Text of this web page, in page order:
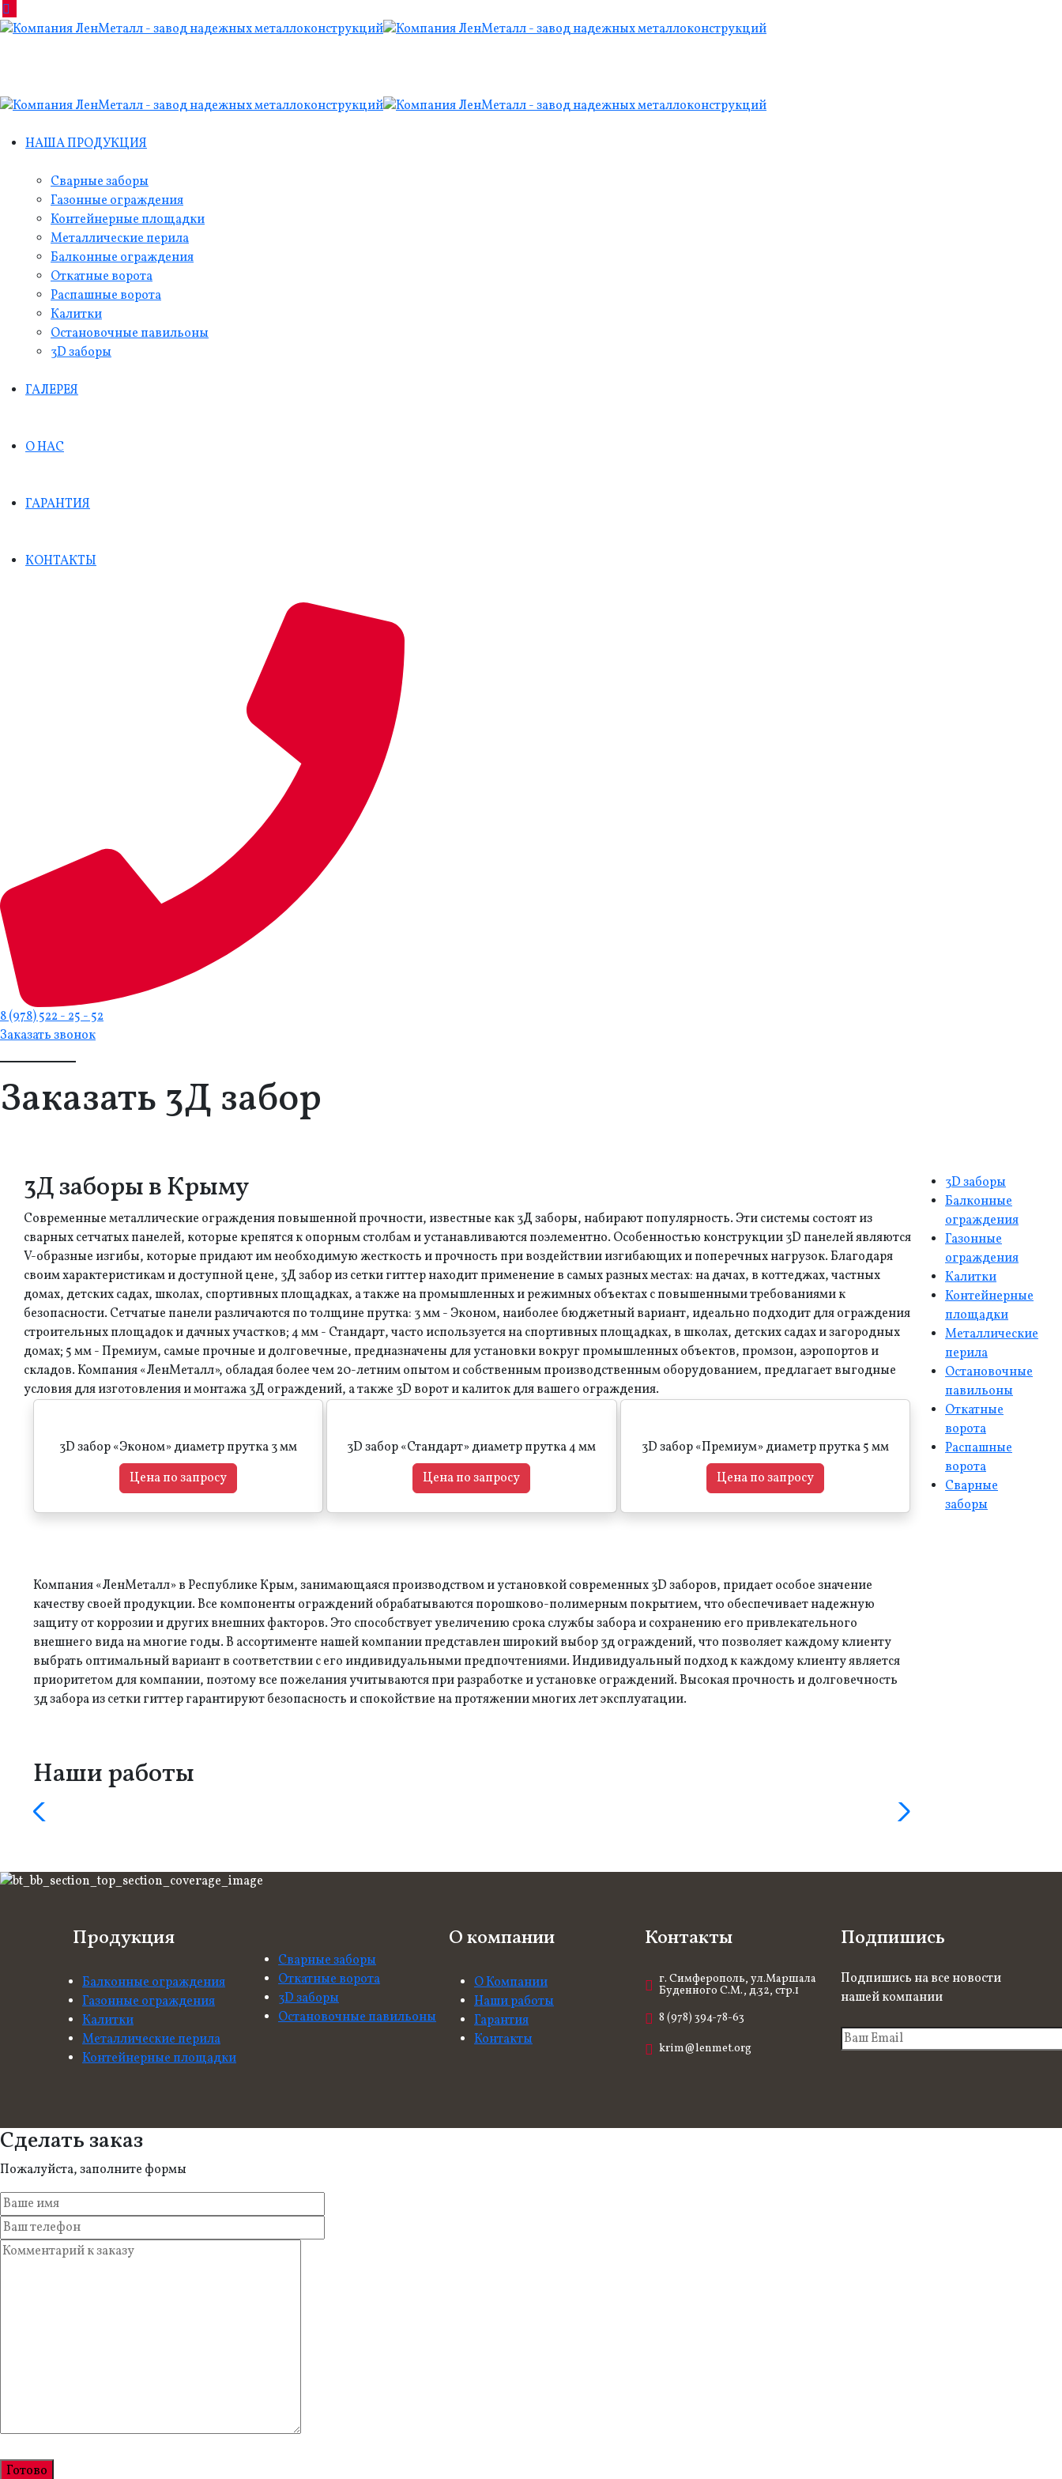
НАША ПРОДУКЦИЯ
Сварные заборы
Газонные ограждения
Контейнерные площадки
Металлические перила
Балконные ограждения
Откатные ворота
Распашные ворота
Калитки
Остановочные павильоны
3D заборы
ГАЛЕРЕЯ
О НАС
ГАРАНТИЯ
КОНТАКТЫ
8 (978) 522 - 25 - 52
Заказать звонок
Заказать 3Д забор
3Д заборы в Крыму
Современные металлические ограждения повышенной прочности, известные как 3Д заборы, набирают популярность. Эти системы состоят из
сварных сетчатых панелей, которые крепятся к опорным столбам и устанавливаются поэлементно. Особенностью конструкции 3D панелей являются
V-образные изгибы, которые придают им необходимую жесткость и прочность при воздействии изгибающих и поперечных нагрузок. Благодаря
своим характеристикам и доступной цене, 3Д забор из сетки гиттер находит применение в самых разных местах: на дачах, в коттеджах, частных
домах, детских садах, школах, спортивных площадках, а также на промышленных и режимных объектах с повышенными требованиями к
безопасности. Сетчатые панели различаются по толщине прутка: 3 мм - Эконом, наиболее бюджетный вариант, идеально подходит для ограждения
строительных площадок и дачных участков; 4 мм - Стандарт, часто используется на спортивных площадках, в школах, детских садах и загородных
домах; 5 мм - Премиум, самые прочные и долговечные, предназначены для установки вокруг промышленных объектов, промзон, аэропортов и
складов. Компания «ЛенМеталл», обладая более чем 20-летним опытом и собственным производственным оборудованием, предлагает выгодные
условия для изготовления и монтажа 3Д ограждений, а также 3D ворот и калиток для вашего ограждения.
3D забор «Эконом» диаметр прутка 3 мм
Цена по запросу
3D забор «Стандарт» диаметр прутка 4 мм
Цена по запросу
3D забор «Премиум» диаметр прутка 5 мм
Цена по запросу
Компания «ЛенМеталл» в Республике Крым, занимающаяся производством и установкой современных 3D заборов, придает особое значение
качеству своей продукции. Все компоненты ограждений обрабатываются порошково-полимерным покрытием, что обеспечивает надежную
защиту от коррозии и других внешних факторов. Это способствует увеличению срока службы забора и сохранению его привлекательного
внешнего вида на многие годы. В ассортименте нашей компании представлен широкий выбор 3д ограждений, что позволяет каждому клиенту
выбрать оптимальный вариант в соответствии с его индивидуальными предпочтениями. Индивидуальный подход к каждому клиенту является
приоритетом для компании, поэтому все пожелания учитываются при разработке и установке ограждений. Высокая прочность и долговечность
3д забора из сетки гиттер гарантируют безопасность и спокойствие на протяжении многих лет эксплуатации.
Наши работы
3D заборы
Балконные
ограждения
Газонные
ограждения
Калитки
Контейнерные
площадки
Металлические
перила
Остановочные
павильоны
Откатные
ворота
Распашные
ворота
Сварные
заборы
Продукция
Балконные ограждения
Газонные ограждения
Калитки
Металлические перила
Контейнерные площадки
Сварные заборы
Откатные ворота
3D заборы
Остановочные павильоны
О компании
О Компании
Наши работы
Гарантия
Контакты
Контакты
г. Симферополь, ул.Маршала
Буденного С.М., д.32, стр.1
8 (978) 394-78-63
krim@lenmet.org
Подпишись
Подпишись на все новости
нашей компании
Сделать заказ
Пожалуйста, заполните формы